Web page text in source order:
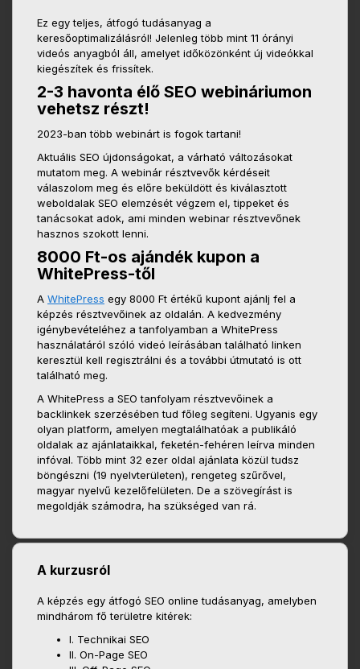
Ez egy teljes, átfogó tudásanyag a
keresőoptimalizálásról! Jelenleg több mint 11 órányi
videós anyagból áll, amelyet időközönként új videókkal
kiegészítek és frissítek.
2-3 havonta élő SEO webináriumon
vehetsz részt!
2023-ban több webinárt is fogok tartani!
Aktuális SEO újdonságokat, a várható változásokat
mutatom meg. A webinár résztvevők kérdéseit
válaszolom meg és előre beküldött és kiválasztott
weboldalak SEO elemzését végzem el, tippeket és
tanácsokat adok, ami minden webinar résztvevőnek
hasznos szokott lenni.
8000 Ft-os ajándék kupon a
WhitePress-től
A WhitePress egy 8000 Ft értékű kupont ajánlj fel a
képzés résztvevőinek az oldalán. A kedvezmény
igénybevételéhez a tanfolyamban a WhitePress
használatáról szóló videó leírásában található linken
keresztül kell regisztrálni és a további útmutató is ott
található meg.
A WhitePress a SEO tanfolyam résztvevőinek a
backlinkek szerzésében tud főleg segíteni. Ugyanis egy
olyan platform, amelyen megtalálhatóak a publikáló
oldalak az ajánlataikkal, feketén-fehéren leírva minden
infóval. Több mint 32 ezer oldal ajánlata közül tudsz
böngészni (19 nyelvterületen), rengeteg szűrővel,
magyar nyelvű kezelőfelületen. De a szövegírást is
megoldják számodra, ha szükséged van rá.
A kurzusról
A képzés egy átfogó SEO online tudásanyag, amelyben
mindhárom fő területre kitérek:
I. Technikai SEO
II. On-Page SEO